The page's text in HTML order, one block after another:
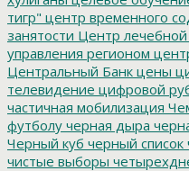
тигр" центр временного
занятости Центр
управления регионом
Центральный Банк цены
телевидение цифровой
частичная мобилизация
футболу черная дыра
Черный куб черный список
чистые выборы